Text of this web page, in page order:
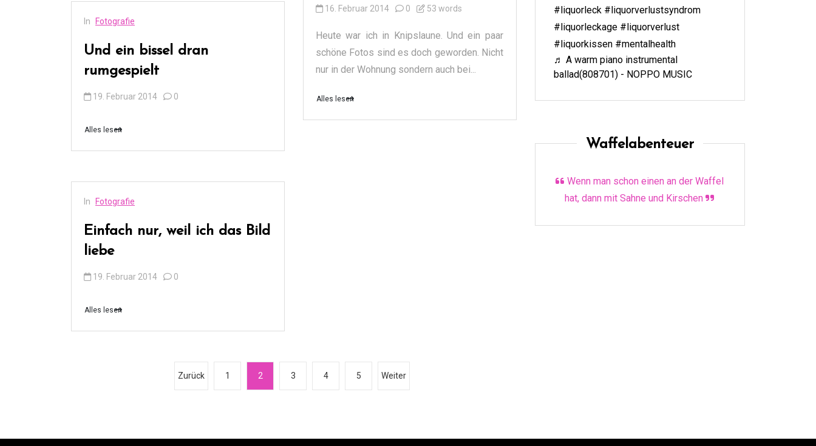
In Fotografie
Und ein bissel dran
rumgespielt
19. Februar 2014 0
Alles lesen
In Fotografie
Einfach nur, weil ich das Bild
liebe
19. Februar 2014 0
Alles lesen
16. Februar 2014 0 53 words
Heute war ich in Knipslaune. Und ein paar
schöne Fotos sind es doch geworden. Nicht
nur in der Wohnung sondern auch bei...
Alles lesen
Zurück 1 2 3 4 5 Weiter
#liquorleck #liquorverlustsyndrom
#liquorleckage #liquorverlust
#liquorkissen #mentalhealth
♬ A warm piano instrumental
ballad(808701) - NOPPO MUSIC
Waffelabenteuer
Wenn man schon einen an der Waffel
hat, dann mit Sahne und Kirschen